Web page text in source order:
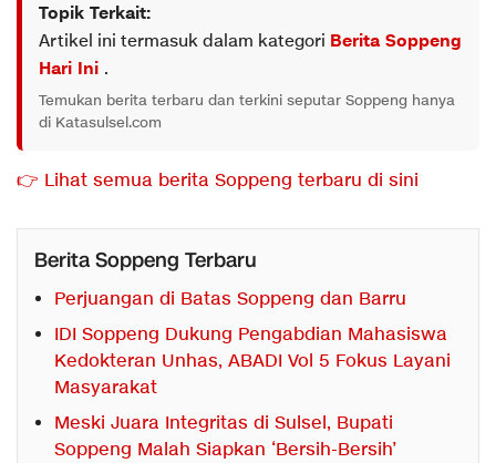
Topik Terkait:
Artikel ini termasuk dalam kategori Berita Soppeng
Hari Ini .
Temukan berita terbaru dan terkini seputar Soppeng hanya
di Katasulsel.com
👉 Lihat semua berita Soppeng terbaru di sini
Berita Soppeng Terbaru
Perjuangan di Batas Soppeng dan Barru
IDI Soppeng Dukung Pengabdian Mahasiswa
Kedokteran Unhas, ABADI Vol 5 Fokus Layani
Masyarakat
Meski Juara Integritas di Sulsel, Bupati
Soppeng Malah Siapkan ‘Bersih-Bersih’